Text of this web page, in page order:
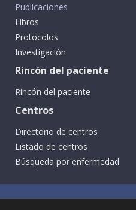
Publicaciones
Libros
Protocolos
Investigación
Rincón del paciente
Rincón del paciente
Centros
Directorio de centros
Listado de centros
Búsqueda por enfermedad